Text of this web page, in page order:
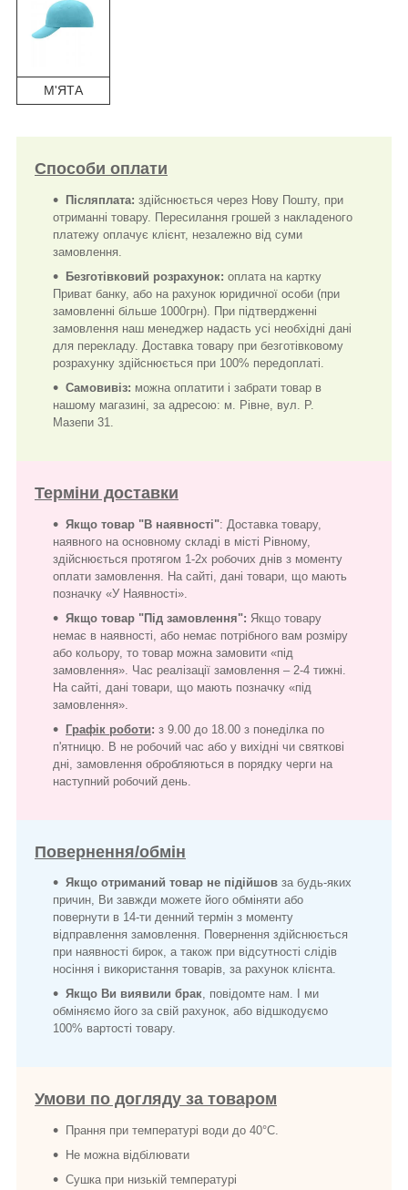
М'ЯТА
Способи оплати
Післяплата: здійснюється через Нову Пошту, при
отриманні товару. Пересилання грошей з накладеного
платежу оплачує клієнт, незалежно від суми
замовлення.
Безготівковий розрахунок: оплата на картку
Приват банку, або на рахунок юридичної особи (при
замовленні більше 1000грн). При підтвердженні
замовлення наш менеджер надасть усі необхідні дані
для перекладу. Доставка товару при безготівковому
розрахунку здійснюється при 100% передоплаті.
Самовивіз: можна оплатити і забрати товар в
нашому магазині, за адресою: м. Рівне, вул. Р.
Мазепи 31.
Терміни доставки
Якщо товар "В наявності": Доставка товару,
наявного на основному складі в місті Рівному,
здійснюється протягом 1-2х робочих днів з моменту
оплати замовлення. На сайті, дані товари, що мають
позначку «У Наявності».
Якщо товар "Під замовлення": Якщо товару
немає в наявності, або немає потрібного вам розміру
або кольору, то товар можна замовити «під
замовлення». Час реалізації замовлення – 2-4 тижні.
На сайті, дані товари, що мають позначку «під
замовлення».
Графік роботи: з 9.00 до 18.00 з понеділка по
п'ятницю. В не робочий час або у вихідні чи святкові
дні, замовлення обробляються в порядку черги на
наступний робочий день.
Повернення/обмін
Якщо отриманий товар не підійшов за будь-яких
причин, Ви завжди можете його обміняти або
повернути в 14-ти денний термін з моменту
відправлення замовлення. Повернення здійснюється
при наявності бирок, а також при відсутності слідів
носіння і використання товарів, за рахунок клієнта.
Якщо Ви виявили брак, повідомте нам. І ми
обміняємо його за свій рахунок, або відшкодуємо
100% вартості товару.
Умови по догляду за товаром
Прання при температурі води до 40°C.
Не можна відбілювати
Сушка при низькій температурі